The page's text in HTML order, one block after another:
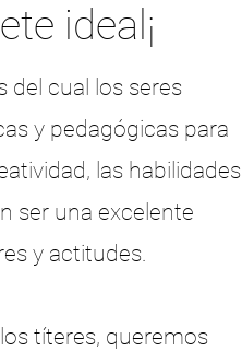
ideal¡
del cual los seres
y pedagógicas para
las habilidades
ser una excelente
y actitudes.
títeres, queremos